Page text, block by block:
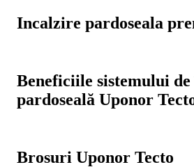
Incalzire pardoseala
Beneficiile sistemului
pardoseală Uponor
Brosuri Uponor Tecto